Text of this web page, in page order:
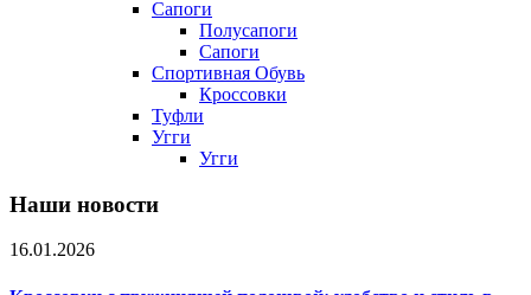
Сапоги
Полусапоги
Сапоги
Спортивная Обувь
Кроссовки
Туфли
Угги
Угги
Наши новости
16.01.2026